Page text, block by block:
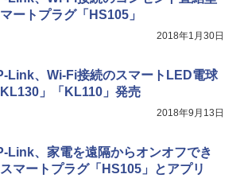
ートプラグ「HS105」
2018年1月30日
Link、Wi-Fi接続のスマートLED電球
KL130」「KL110」発売
2018年9月13日
Link、家電を遠隔からオンオフでき
マートプラグ「HS105」とアプリ